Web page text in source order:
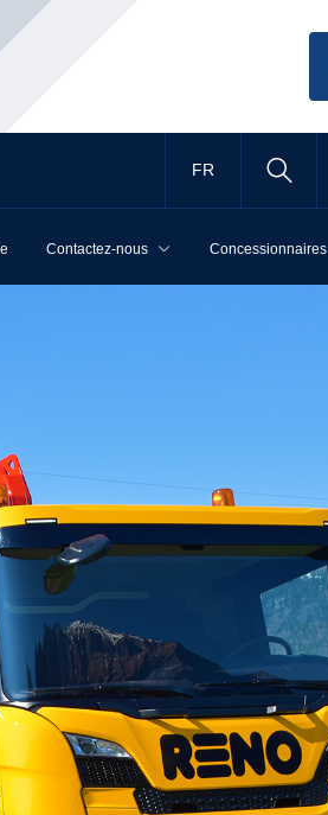
FR
Contactez-nous Concessionnaires